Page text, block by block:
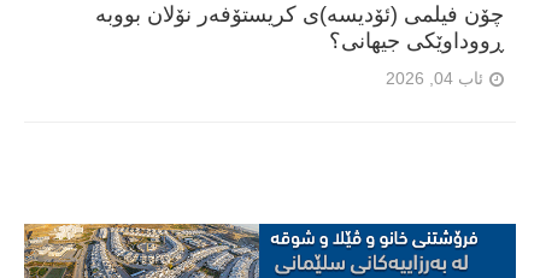
چۆن فیلمی (ئۆدیسە)ی کریستۆفەر نۆلان بووبە
ڕووداوێکی جیهانی؟
ئاب 04, 2026